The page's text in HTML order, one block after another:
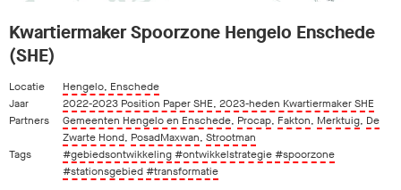
Kwartiermaker Spoorzone Hengelo Enschede
(SHE)
Locatie
Hengelo, Enschede
Jaar
2022-2023 Position Paper SHE, 2023-heden Kwartiermaker SHE
Partners
Gemeenten Hengelo en Enschede, Procap, Fakton, Merktuig, De
Zwarte Hond, PosadMaxwan, Strootman
Tags
#gebiedsontwikkeling#ontwikkelstrategie#spoorzone
#stationsgebied#transformatie